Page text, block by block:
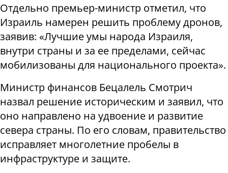
Отдельно премьер-министр отметил, что
Израиль намерен решить проблему дронов,
заявив: «Лучшие умы народа Израиля,
внутри страны и за ее пределами, сейчас
мобилизованы для национального проекта».
Министр финансов Бецалель Смотрич
назвал решение историческим и заявил, что
оно направлено на удвоение и развитие
севера страны. По его словам, правительство
исправляет многолетние пробелы в
инфраструктуре и защите.